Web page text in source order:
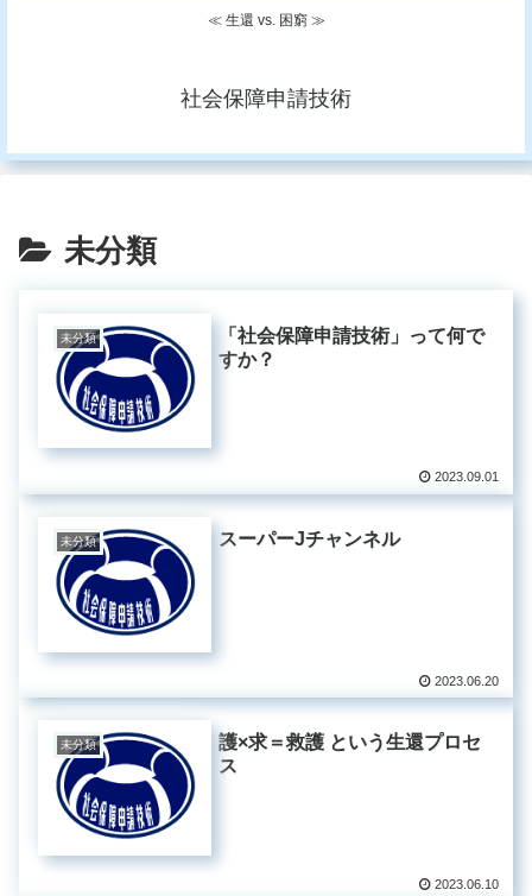
≪ 生還 vs. 困窮 ≫
社会保障申請技術
未分類
未分類
「社会保障申請技術」って何で
すか？
2023.09.01
未分類 スーパーJチャンネル
2023.06.20
未分類
護×求＝救護 という生還プロセ
ス
2023.06.10